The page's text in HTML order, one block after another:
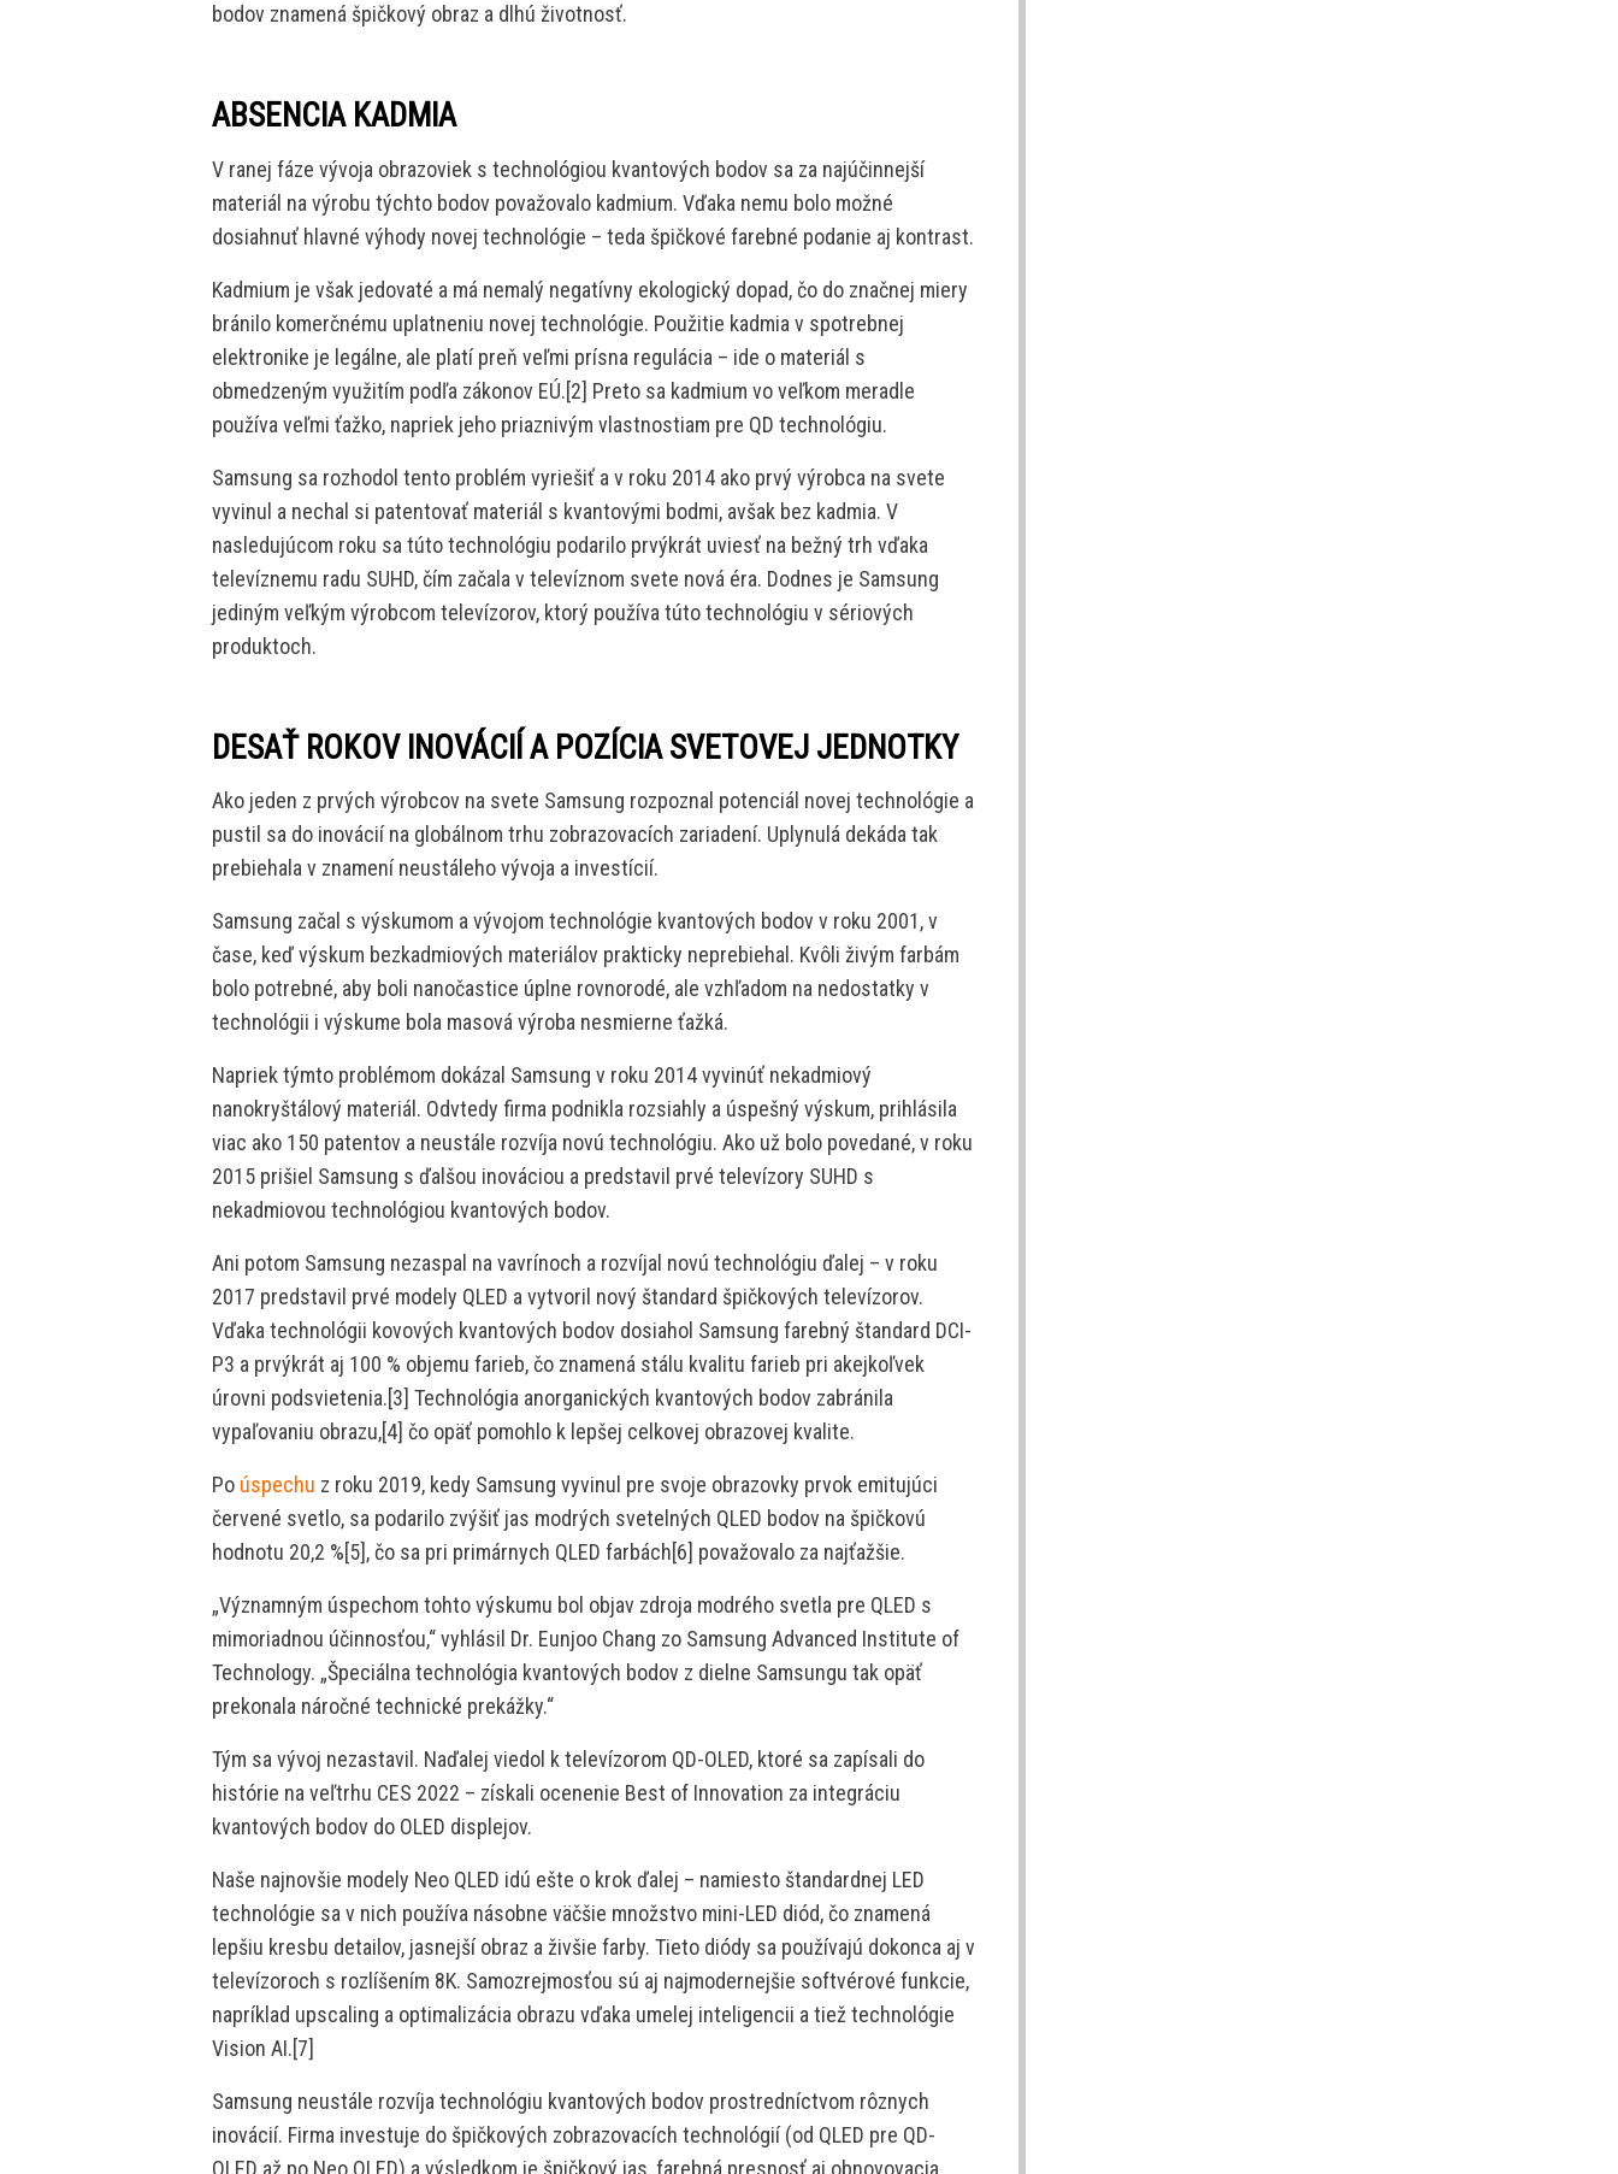
bodov znamená špičkový obraz a dlhú životnosť.
ABSENCIA KADMIA
V ranej fáze vývoja obrazoviek s technológiou kvantových bodov sa za najúčinnejší
materiál na výrobu týchto bodov považovalo kadmium. Vďaka nemu bolo možné
dosiahnuť hlavné výhody novej technológie – teda špičkové farebné podanie aj kontrast.
Kadmium je však jedovaté a má nemalý negatívny ekologický dopad, čo do značnej miery
bránilo komerčnému uplatneniu novej technológie. Použitie kadmia v spotrebnej
elektronike je legálne, ale platí preň veľmi prísna regulácia – ide o materiál s
obmedzeným využitím podľa zákonov EÚ.[2] Preto sa kadmium vo veľkom meradle
používa veľmi ťažko, napriek jeho priaznivým vlastnostiam pre QD technológiu.
Samsung sa rozhodol tento problém vyriešiť a v roku 2014 ako prvý výrobca na svete
vyvinul a nechal si patentovať materiál s kvantovými bodmi, avšak bez kadmia. V
nasledujúcom roku sa túto technológiu podarilo prvýkrát uviesť na bežný trh vďaka
televíznemu radu SUHD, čím začala v televíznom svete nová éra. Dodnes je Samsung
jediným veľkým výrobcom televízorov, ktorý používa túto technológiu v sériových
produktoch.
DESAŤ ROKOV INOVÁCIÍ A POZÍCIA SVETOVEJ JEDNOTKY
Ako jeden z prvých výrobcov na svete Samsung rozpoznal potenciál novej technológie a
pustil sa do inovácií na globálnom trhu zobrazovacích zariadení. Uplynulá dekáda tak
prebiehala v znamení neustáleho vývoja a investícií.
Samsung začal s výskumom a vývojom technológie kvantových bodov v roku 2001, v
čase, keď výskum bezkadmiových materiálov prakticky neprebiehal. Kvôli živým farbám
bolo potrebné, aby boli nanočastice úplne rovnorodé, ale vzhľadom na nedostatky v
technológii i výskume bola masová výroba nesmierne ťažká.
Napriek týmto problémom dokázal Samsung v roku 2014 vyvinúť nekadmiový
nanokryštálový materiál. Odvtedy firma podnikla rozsiahly a úspešný výskum, prihlásila
viac ako 150 patentov a neustále rozvíja novú technológiu. Ako už bolo povedané, v roku
2015 prišiel Samsung s ďalšou inováciou a predstavil prvé televízory SUHD s
nekadmiovou technológiou kvantových bodov.
Ani potom Samsung nezaspal na vavrínoch a rozvíjal novú technológiu ďalej – v roku
2017 predstavil prvé modely QLED a vytvoril nový štandard špičkových televízorov.
Vďaka technológii kovových kvantových bodov dosiahol Samsung farebný štandard DCI-
P3 a prvýkrát aj 100 % objemu farieb, čo znamená stálu kvalitu farieb pri akejkoľvek
úrovni podsvietenia.[3] Technológia anorganických kvantových bodov zabránila
vypaľovaniu obrazu,[4] čo opäť pomohlo k lepšej celkovej obrazovej kvalite.
Po úspechu z roku 2019, kedy Samsung vyvinul pre svoje obrazovky prvok emitujúci
červené svetlo, sa podarilo zvýšiť jas modrých svetelných QLED bodov na špičkovú
hodnotu 20,2 %[5], čo sa pri primárnych QLED farbách[6] považovalo za najťažšie.
„Významným úspechom tohto výskumu bol objav zdroja modrého svetla pre QLED s
mimoriadnou účinnosťou,“ vyhlásil Dr. Eunjoo Chang zo Samsung Advanced Institute of
Technology. „Špeciálna technológia kvantových bodov z dielne Samsungu tak opäť
prekonala náročné technické prekážky.“
Tým sa vývoj nezastavil. Naďalej viedol k televízorom QD-OLED, ktoré sa zapísali do
histórie na veľtrhu CES 2022 – získali ocenenie Best of Innovation za integráciu
kvantových bodov do OLED displejov.
Naše najnovšie modely Neo QLED idú ešte o krok ďalej – namiesto štandardnej LED
technológie sa v nich používa násobne väčšie množstvo mini-LED diód, čo znamená
lepšiu kresbu detailov, jasnejší obraz a živšie farby. Tieto diódy sa používajú dokonca aj v
televízoroch s rozlíšením 8K. Samozrejmosťou sú aj najmodernejšie softvérové funkcie,
napríklad upscaling a optimalizácia obrazu vďaka umelej inteligencii a tiež technológie
Vision AI.[7]
Samsung neustále rozvíja technológiu kvantových bodov prostredníctvom rôznych
inovácií. Firma investuje do špičkových zobrazovacích technológií (od QLED pre QD-
OLED až po Neo OLED) a výsledkom je špičkový jas, farebná presnosť aj obnovovacia